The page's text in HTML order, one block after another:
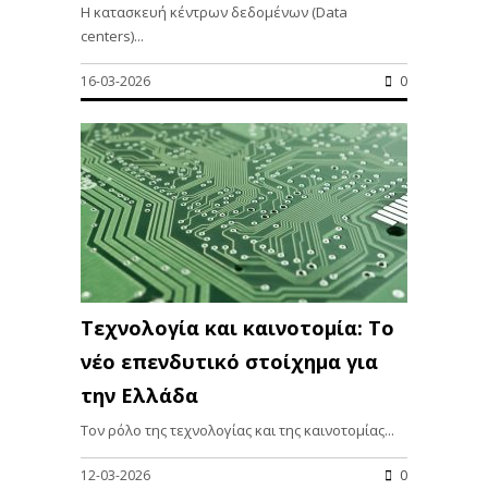
Η κατασκευή κέντρων δεδομένων (Data
centers)...
16-03-2026 0
Τεχνολογία και καινοτομία: Το
νέο επενδυτικό στοίχημα για
την Ελλάδα
Τον ρόλο της τεχνολογίας και της καινοτομίας...
12-03-2026 0